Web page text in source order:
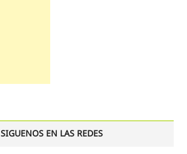
SIGUENOS EN LAS REDES